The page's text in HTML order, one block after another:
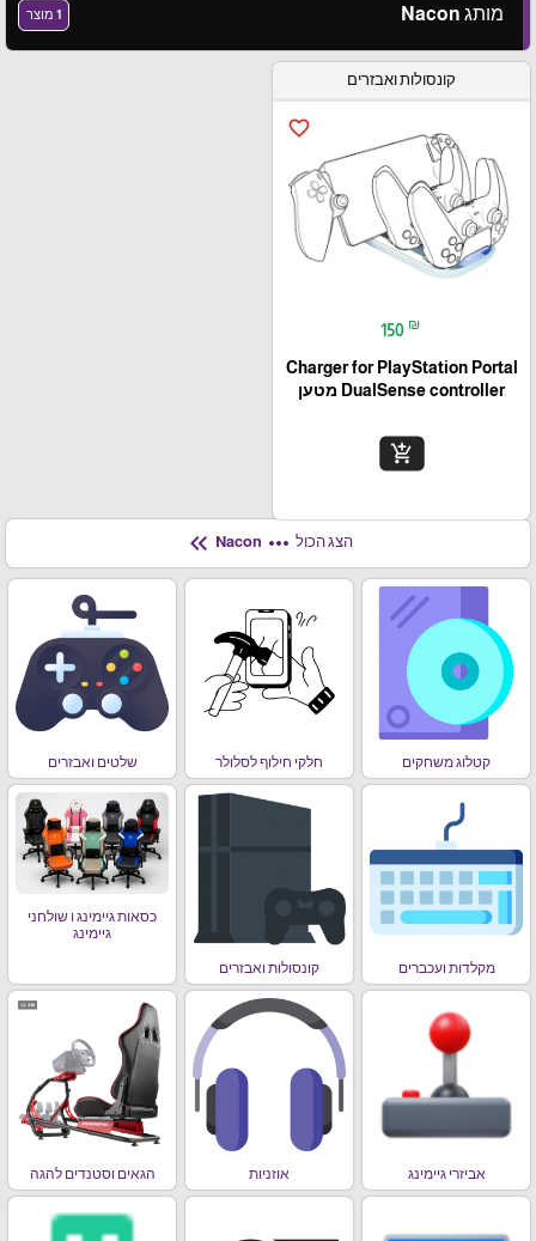
מותג Nacon 1 מוצר
קונסולות ואבזרים
favorite_border
150 ₪
Charger for PlayStation Portal
DualSense controller מטען
add_shopping_cart
הצג הכול more_horiz
keyboard_double_arrow_left
קטלוג משחקים חלקי חילוף לסלולר שלטים ואבזרים
מקלדות ועכברים קונסולות ואבזרים
כסאות גיימינג ו שולחני
גיימינג
אביזרי גיימינג אוזניות הגאים וסטנדים להגה